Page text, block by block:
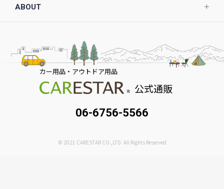
ABOUT
カー用品・アウトドア用品
公式通販
06-6756-5566
© 2021 CARESTAR CO.,LTD. All Rights Reserved